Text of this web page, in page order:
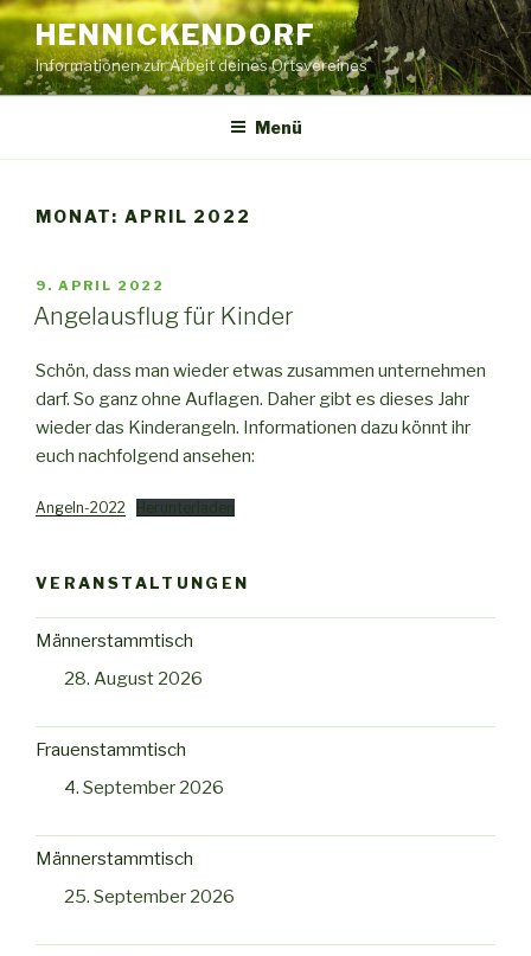
Zum
Inhalt
springen
HENNICKENDORF
Informationen zur Arbeit deines Ortsvereines
Menü
MONAT: APRIL 2022
VERÖFFENTLICHT
AM
9. APRIL 2022
Angelausflug für Kinder
Schön, dass man wieder etwas zusammen unternehmen
darf. So ganz ohne Auflagen. Daher gibt es dieses Jahr
wieder das Kinderangeln. Informationen dazu könnt ihr
euch nachfolgend ansehen:
Angeln-2022 Herunterladen
VERANSTALTUNGEN
Männerstammtisch
28. August 2026
Frauenstammtisch
4. September 2026
Männerstammtisch
25. September 2026